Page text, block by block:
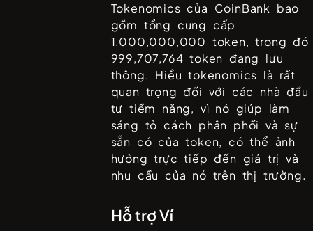
Tokenomics của CoinBank bao
gồm tổng cung cấp
1,000,000,000 token, trong đó
999,707,764 token đang lưu
thông. Hiểu tokenomics là rất
quan trọng đối với các nhà đầu
tư tiềm năng, vì nó giúp làm
sáng tỏ cách phân phối và sự
sẵn có của token, có thể ảnh
hưởng trực tiếp đến giá trị và
nhu cầu của nó trên thị trường.
Hỗ trợ Ví